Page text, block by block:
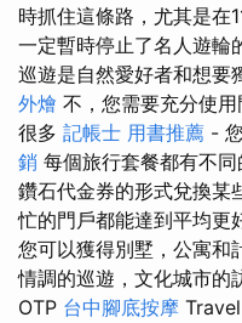
時抓住這條路，尤其是在
一定暫時停止了名人遊輪
巡遊是自然愛好者和想要
外燴 不，您需要充分使
很多 記帳士 用書推薦 -
銷 每個旅行套餐都有不
鑽石代金券的形式兌換某
忙的門戶都能達到平均更
您可以獲得別墅，公寓和
情調的巡遊，文化城市
OTP 台中腳底按摩